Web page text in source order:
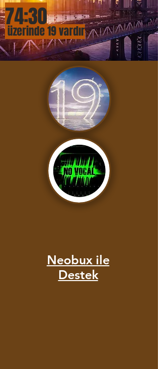
74:30
üzerinde 19 vardır
Neobux ile
Destek